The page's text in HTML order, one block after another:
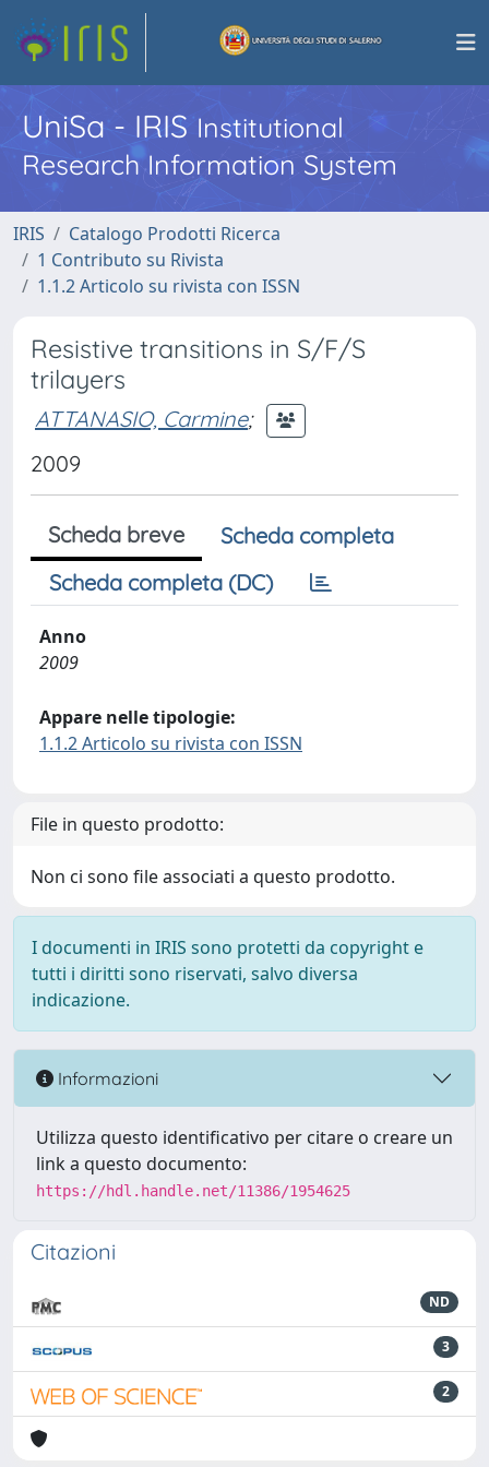
UniSa - IRISInstitutional
Research Information System
IRIS
Catalogo Prodotti Ricerca
1 Contributo su Rivista
1.1.2 Articolo su rivista con ISSN
Resistive transitions in S/F/S
trilayers
ATTANASIO, Carmine;
2009
Scheda breve
Scheda completa
Scheda completa (DC)
Anno
2009
Appare nelle tipologie:
1.1.2 Articolo su rivista con ISSN
File in questo prodotto:
Non ci sono file associati a questo prodotto.
I documenti in IRIS sono protetti da copyright e
tutti i diritti sono riservati, salvo diversa
indicazione.
Informazioni
Utilizza questo identificativo per citare o creare un
link a questo documento:
https://hdl.handle.net/11386/1954625
Citazioni
ND
3
2